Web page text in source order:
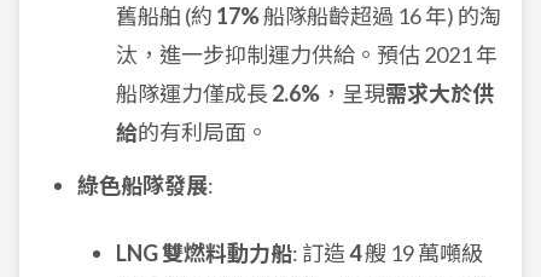
舊船舶 (約 17%船隊船齡超過 16 年) 的淘
汰，進一步抑制運力供給。預估 2021 年
船隊運力僅成長 2.6% ，呈現需求大於供
給的有利局面。
綠色船隊發展:
LNG 雙燃料動力船: 訂造4艘 19 萬噸級